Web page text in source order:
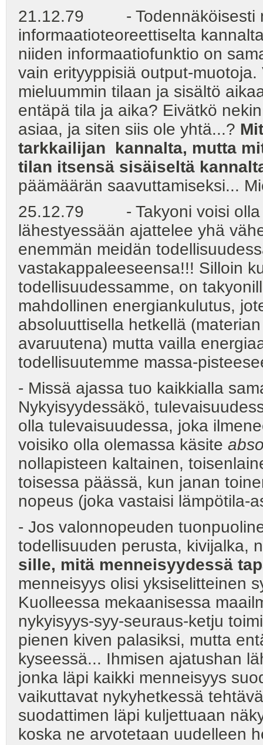
21.12.79 - Todennäköisesti
informaatioteoreettiselta
niiden informaatiofunktio on
vain erityyppisiä output-
mieluummin tilaan ja sisältö
entäpä tila ja aika? Eivätkö
asiaa, ja siten siis ole yhtä...?
tarkkailijan kannalta, mutta
tilan itsensä sisäiseltä
päämäärän saavuttamiseksi...
25.12.79 - Takyoni voisi olla
lähestyessään ajattelee yhä
enemmän meidän
vastakappaleeseensa!!! Silloin
todellisuudessamme, on
mahdollinen energiankulutus,
absoluuttisella hetkellä
avaruutena) mutta vailla
todellisuutemme massa-
- Missä ajassa tuo kaikkialla
Nykyisyydessäkö,
olla tulevaisuudessa, joka
voisiko olla olemassa käsite
nollapisteen kaltainen,
toisessa päässä, kun janan
nopeus (joka vastaisi lämpötila-
- Jos valonnopeuden
todellisuuden perusta, kivijalka,
sille, mitä menneisyydessä
menneisyys olisi yksiselitteinen
Kuolleessa mekaanisessa
nykyisyys-syy-seuraus-ketju
pienen kiven palasiksi, mutta
kyseessä... Ihmisen ajatushan
jonka läpi kaikki menneisyys
vaikuttavat nykyhetkessä
suodattimen läpi kuljettuaan
koska ne arvotetaan uudelleen